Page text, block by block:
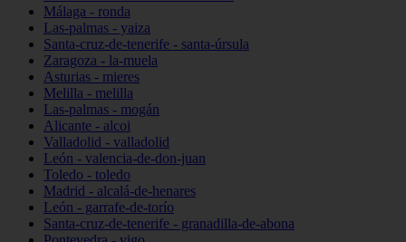
Málaga - ronda
Las-palmas - yaiza
Santa-cruz-de-tenerife - santa-úrsula
Zaragoza - la-muela
Asturias - mieres
Melilla - melilla
Las-palmas - mogán
Alicante - alcoi
Valladolid - valladolid
León - valencia-de-don-juan
Toledo - toledo
Madrid - alcalá-de-henares
León - garrafe-de-torío
Santa-cruz-de-tenerife - granadilla-de-abona